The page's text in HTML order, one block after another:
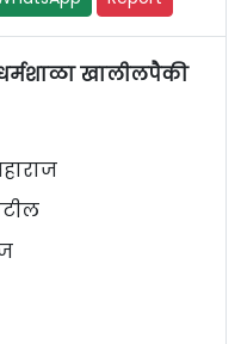
खालीलपैकी